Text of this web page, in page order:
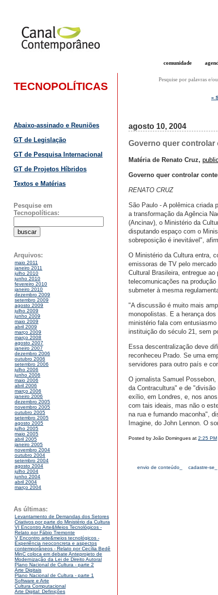
comunidade
TECNOPOLÍTICAS
Abaixo-assinado e Reuniões
GT de Legislação
GT de Pesquisa Internacional
GT de Projetos Híbridos
Textos e Matérias
Pesquise em
Tecnopolíticas:
Arquivos:
maio 2011
janeiro 2011
julho 2010
junho 2010
fevereiro 2010
janeiro 2010
dezembro 2009
setembro 2009
agosto 2009
julho 2009
junho 2009
maio 2009
abril 2009
março 2009
março 2008
agosto 2007
janeiro 2007
dezembro 2006
outubro 2006
setembro 2006
julho 2006
junho 2006
maio 2006
abril 2006
março 2006
janeiro 2006
dezembro 2005
novembro 2005
outubro 2005
setembro 2005
agosto 2005
julho 2005
maio 2005
abril 2005
janeiro 2005
novembro 2004
outubro 2004
setembro 2004
agosto 2004
julho 2004
junho 2004
abril 2004
março 2004
As últimas:
Levantamento de Demandas dos Setores
Criativos por parte do Ministério da Cultura
VI Encontro Arte&Meios Tecnológicos -
Relato por Fábio Tremonte
V Encontro arte&meios tecnológicos -
Experiência neoconcreta e aspectos
contemporâneos - Relato por Cecília Bedê
MinC coloca em debate Anteprojeto de
Modernização da Lei de Direito Autoral
Plano Nacional de Cultura - parte 2
Arte Digitais
Plano Nacional de Cultura - parte 1
Software e Arte
Cultura Computacional
Arte Digital: Definições
Pesquise por palavras e/
«
agosto 10, 2004
Governo quer
Matéria de Renato Cruz,
Governo quer controlar
RENATO CRUZ
São Paulo - A polêmica criada
a transformação da Agência
(Ancinav), o Ministério da
disputando espaço com o
sobreposição é inevitável",
O Ministério da Cultura entra,
emissoras de TV pelo
Cultural Brasileira, entregue
telecomunicações na
submeter à mesma
"A discussão é muito mais
monopolistas. E a herança
ministério fala com
instituição do século 21, sem
Essa descentralização deve
reconheceu Prado. Se uma
servidores para outro país e
O jornalista Samuel
da Contracultura" e de
exílio, em Londres, e, nos
com tais ideais, mas não o
na rua e fumando maconha",
Imagine, do John Lennon. O
Posted by João Domingues at 2:25 PM
envio de conteúdo_ cadastre-se_